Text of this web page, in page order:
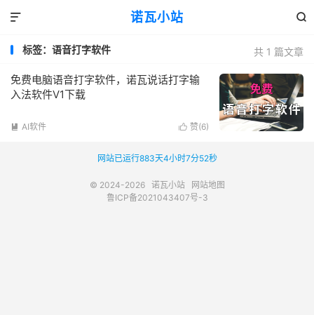
诺瓦小站 

共 1 篇文章
标签：语音打字软件
免费电脑语音打字软件，诺瓦说话打字输
入法软件V1下载
 赞(6)
 AI软件
网站已运行883天4小时7分52秒
© 2024-2026 诺瓦小站
网站地图
鲁ICP备2021043407号-3